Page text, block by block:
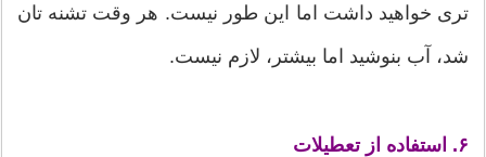
تری خواهید داشت اما این طور نیست. هر وقت تشنه تان
شد، آب بنوشید اما بیشتر، لازم نیست.
۶. استفاده از تعطیلات